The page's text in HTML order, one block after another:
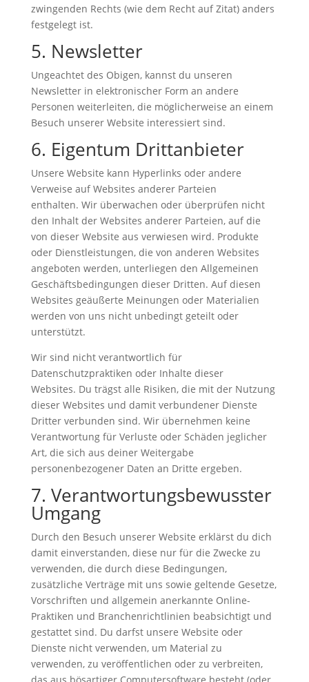
zwingenden Rechts (wie dem Recht auf Zitat) anders
festgelegt ist.
5. Newsletter
Ungeachtet des Obigen, kannst du unseren
Newsletter in elektronischer Form an andere
Personen weiterleiten, die möglicherweise an einem
Besuch unserer Website interessiert sind.
6. Eigentum Drittanbieter
Unsere Website kann Hyperlinks oder andere
Verweise auf Websites anderer Parteien
enthalten. Wir überwachen oder überprüfen nicht
den Inhalt der Websites anderer Parteien, auf die
von dieser Website aus verwiesen wird. Produkte
oder Dienstleistungen, die von anderen Websites
angeboten werden, unterliegen den Allgemeinen
Geschäftsbedingungen dieser Dritten. Auf diesen
Websites geäußerte Meinungen oder Materialien
werden von uns nicht unbedingt geteilt oder
unterstützt.
Wir sind nicht verantwortlich für
Datenschutzpraktiken oder Inhalte dieser
Websites. Du trägst alle Risiken, die mit der Nutzung
dieser Websites und damit verbundener Dienste
Dritter verbunden sind. Wir übernehmen keine
Verantwortung für Verluste oder Schäden jeglicher
Art, die sich aus deiner Weitergabe
personenbezogener Daten an Dritte ergeben.
7. Verantwortungsbewusster
Umgang
Durch den Besuch unserer Website erklärst du dich
damit einverstanden, diese nur für die Zwecke zu
verwenden, die durch diese Bedingungen,
zusätzliche Verträge mit uns sowie geltende Gesetze,
Vorschriften und allgemein anerkannte Online-
Praktiken und Branchenrichtlinien beabsichtigt und
gestattet sind. Du darfst unsere Website oder
Dienste nicht verwenden, um Material zu
verwenden, zu veröffentlichen oder zu verbreiten,